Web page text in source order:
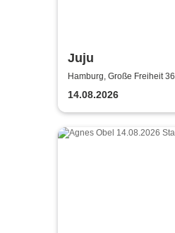
Juju
Hamburg, Große Freiheit 36
14.08.2026